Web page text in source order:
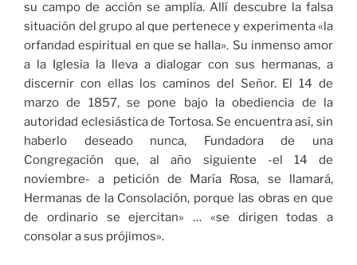
su campo de acción se amplía. Allí descubre la falsa
situación del grupo al que pertenece y experimenta «la
orfandad espiritual en que se halla». Su inmenso amor
a la Iglesia la lleva a dialogar con sus hermanas, a
discernir con ellas los caminos del Señor. El 14 de
marzo de 1857, se pone bajo la obediencia de la
autoridad eclesiástica de Tortosa. Se encuentra así, sin
haberlo deseado nunca, Fundadora de una
Congregación que, al año siguiente -el 14 de
noviembre- a petición de María Rosa, se llamará,
Hermanas de la Consolación, porque las obras en que
de ordinario se ejercitan» … «se dirigen todas a
consolar a sus prójimos».